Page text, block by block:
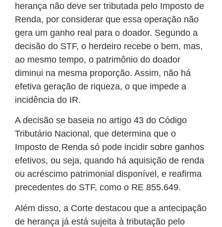
herança não deve ser tributada pelo Imposto de
Renda, por considerar que essa operação não
gera um ganho real para o doador. Segundo a
decisão do STF, o herdeiro recebe o bem, mas,
ao mesmo tempo, o patrimônio do doador
diminui na mesma proporção. Assim, não há
efetiva geração de riqueza, o que impede a
incidência do IR.
A decisão se baseia no artigo 43 do Código
Tributário Nacional, que determina que o
Imposto de Renda só pode incidir sobre ganhos
efetivos, ou seja, quando há aquisição de renda
ou acréscimo patrimonial disponível, e reafirma
precedentes do STF, como o RE 855.649.
Além disso, a Corte destacou que a antecipação
de herança já está sujeita à tributação pelo